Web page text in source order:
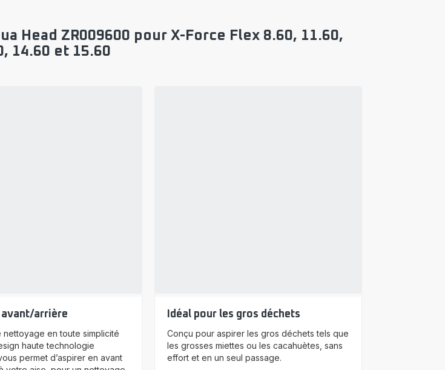
Head ZR009600 pour X-Force Flex 8.60, 11.60,
14.60 et 15.60
arrière
en toute simplicité
haute technologie
permet d’aspirer en avant
Idéal pour les gros déchets
Conçu pour aspirer les gros déchets tels que
les grosses miettes ou les cacahuètes, sans
effort et en un seul passage.